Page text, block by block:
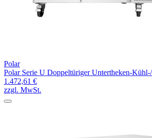
Polar
Polar Serie U Doppeltüriger Untertheken-
1.472,61 €
zzgl. MwSt.